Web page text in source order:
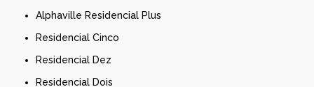
Alphaville Residencial Plus
Residencial Cinco
Residencial Dez
Residencial Dois